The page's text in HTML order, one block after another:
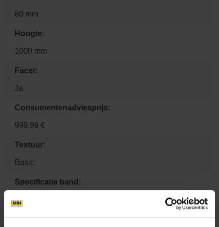
80 mm
Hoogte:
1000 mm
Facet:
Ja
Consumentenadviesprijs:
999.99 €
Textuur:
Basic
Specificatie band:
Rechtstuk
Kleurcode: